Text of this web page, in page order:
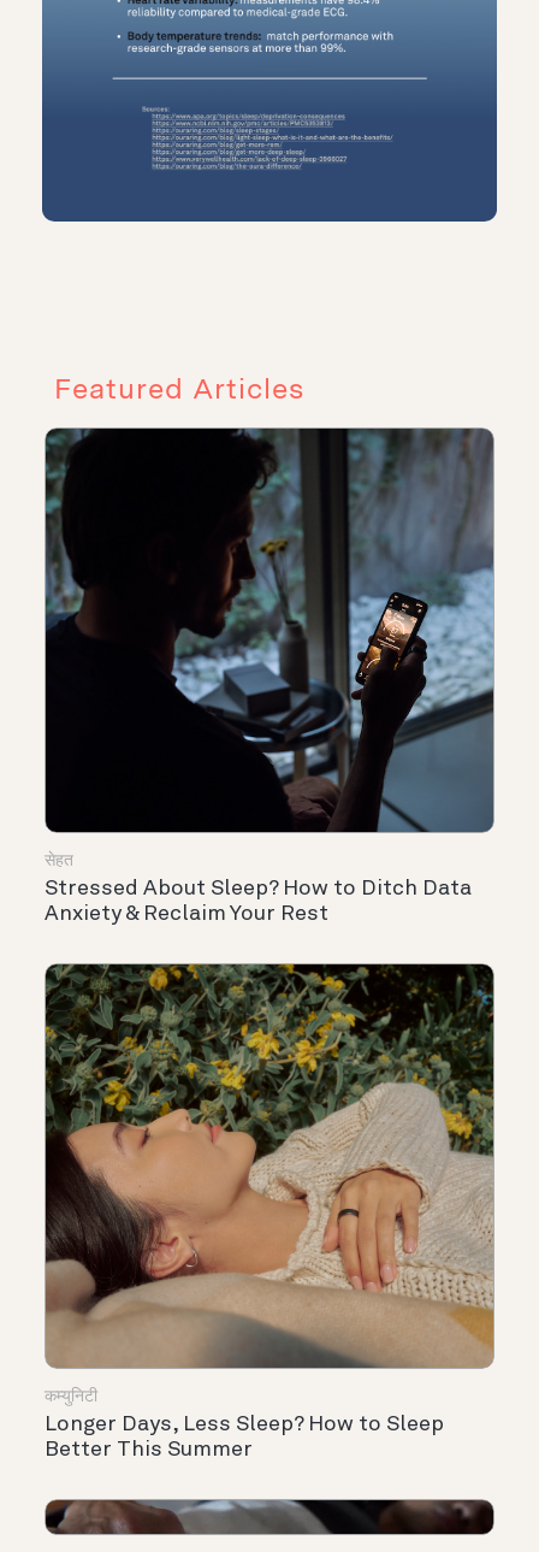
Featured Articles
सेहत
Stressed About Sleep? How to Ditch Data
Anxiety & Reclaim Your Rest
कम्युनिटी
Longer Days, Less Sleep? How to Sleep
Better This Summer